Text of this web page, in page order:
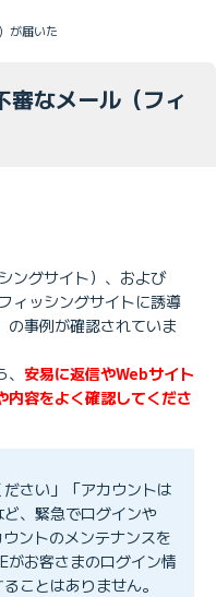
が届いた
審なメール（フィ
ングサイト）、および
ィッシングサイトに誘導
の事例が確認されていま
安易に返信やWebサイト
内容をよく確認してくださ
さい」「アカウントは
、緊急でログインや
ントのメンテナンスを
がお客さまのログイン情
ことはありません。